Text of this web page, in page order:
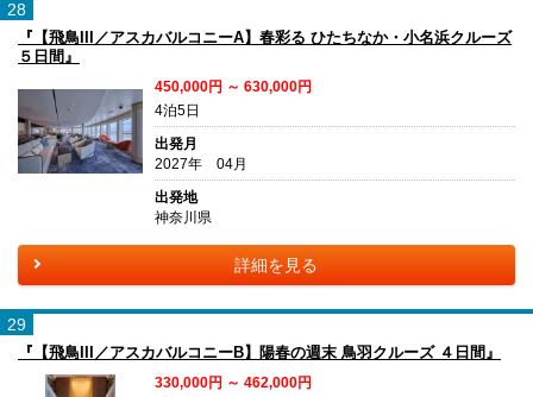
28
『【飛鳥III／アスカバルコニーA】春彩る ひたちなか・小名浜クルーズ
５日間』
450,000円 ～ 630,000円
4泊5日
出発月
2027年 04月
出発地
神奈川県
詳細を見る
29
『【飛鳥III／アスカバルコニーB】陽春の週末 鳥羽クルーズ ４日間』
330,000円 ～ 462,000円